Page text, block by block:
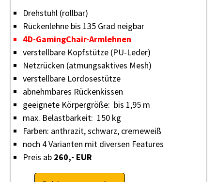
Drehstuhl (rollbar)
Rückenlehne bis 135 Grad neigbar
4D-GamingChair-Armlehnen
verstellbare Kopfstütze (PU-Leder)
Netzrücken (atmungsaktives Mesh)
verstellbare Lordosestütze
abnehmbares Rückenkissen
geeignete Körpergröße: bis 1,95 m
max. Belastbarkeit: 150 kg
Farben: anthrazit, schwarz, cremeweiß
noch 4 Varianten mit diversen Features
Preis ab 260,- EUR